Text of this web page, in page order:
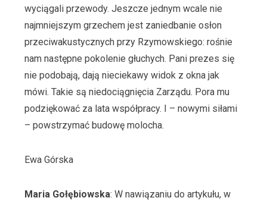
wyciągali przewody. Jeszcze jednym wcale nie
najmniejszym grzechem jest zaniedbanie osłon
przeciwakustycznych przy Rzymowskiego: rośnie
nam następne pokolenie głuchych. Pani prezes się
nie podobają, dają nieciekawy widok z okna jak
mówi. Takie są niedociągnięcia Zarządu. Pora mu
podziękować za lata współpracy. I – nowymi siłami
– powstrzymać budowę molocha.
Ewa Górska
Maria Gołębiowska: W nawiązaniu do artykułu, w